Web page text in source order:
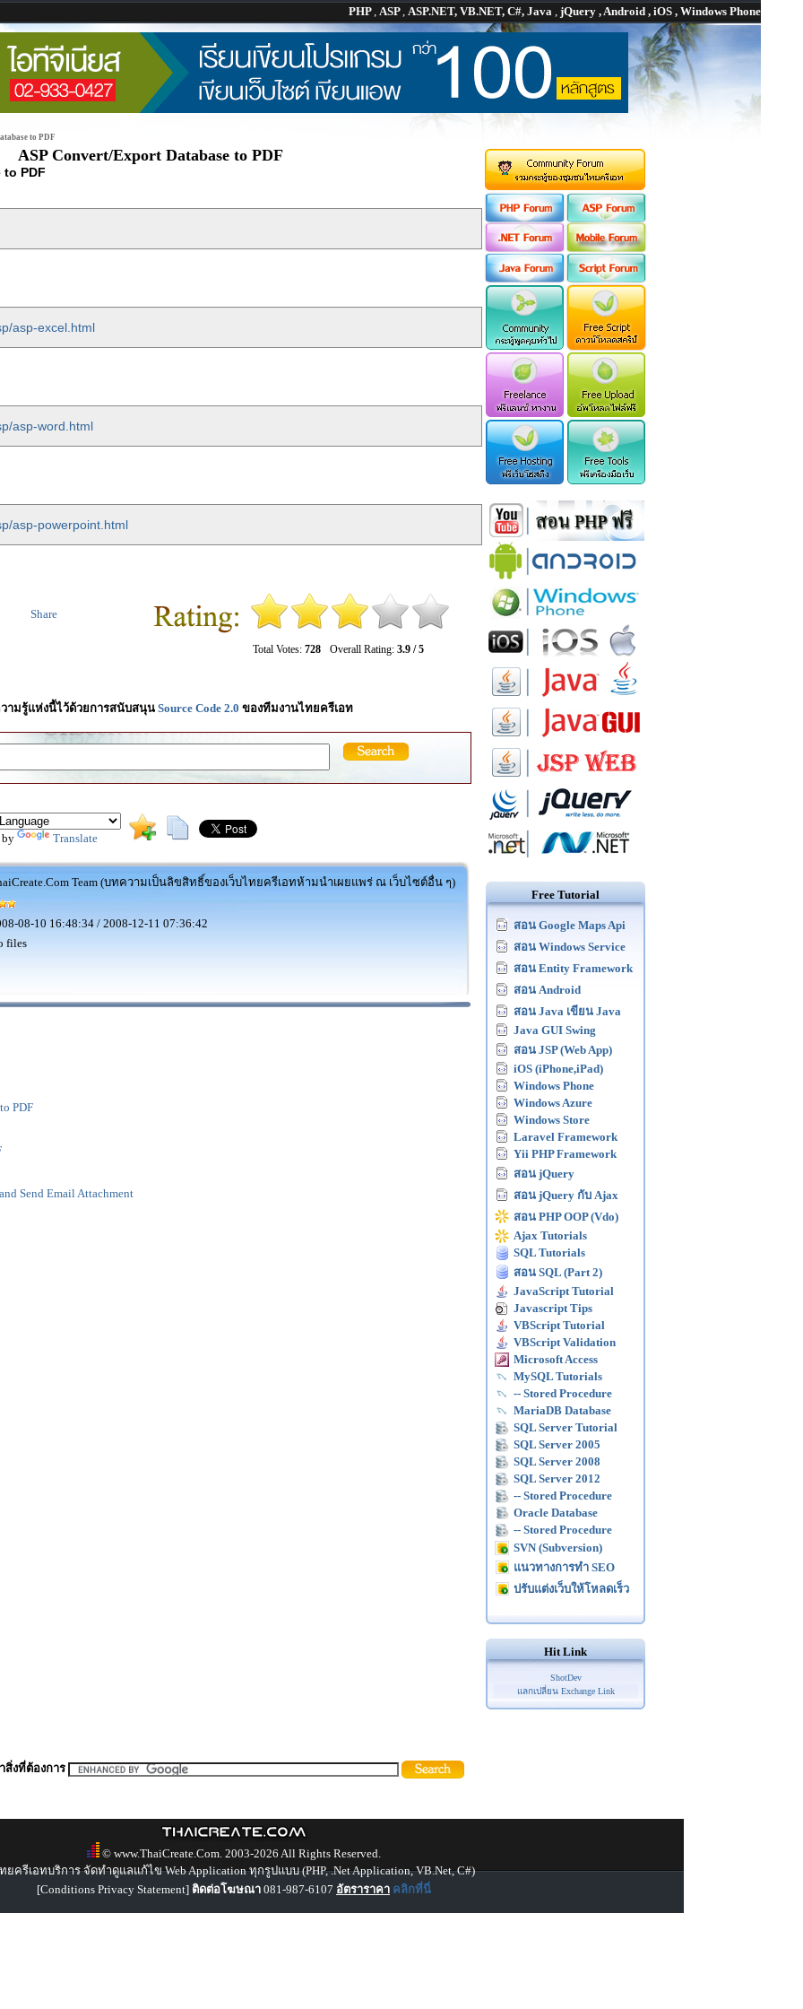
PHP, ASP, ASP.NET, VB.NET, C#, Java , jQuery , Android , iOS , Windows Phone
to PDF
ASP Convert/Export Database to PDF
to PDF
asp-excel.html
asp-word.html
asp-powerpoint.html
Total Votes: 728 Overall Rating: 3.9 / 5
Share
ามรู้แห่งนี้ไว้ด้วยการสนับสนุน Source Code 2.0 ของทีมงานไทยครีเอท
by Translate
Team (บทความเป็นลิขสิทธิ์ของเว็บไทยครีเอทห้ามนำเผยแพร่ ณ เว็บไซต์อื่น ๆ)
08-10 16:48:34 / 2008-12-11 07:36:42
files
PDF
Send Email Attachment
Free Tutorial
สอน Google Maps Api
สอน Windows Service
สอน Entity Framework
สอน Android
สอน Java เขียน Java
Java GUI Swing
สอน JSP (Web App)
iOS (iPhone,iPad)
Windows Phone
Windows Azure
Windows Store
Laravel Framework
Yii PHP Framework
สอน jQuery
สอน jQuery กับ Ajax
สอน PHP OOP (Vdo)
Ajax Tutorials
SQL Tutorials
สอน SQL (Part 2)
JavaScript Tutorial
Javascript Tips
VBScript Tutorial
VBScript Validation
Microsoft Access
MySQL Tutorials
-- Stored Procedure
MariaDB Database
SQL Server Tutorial
SQL Server 2005
SQL Server 2008
SQL Server 2012
-- Stored Procedure
Oracle Database
-- Stored Procedure
SVN (Subversion)
แนวทางการทำ SEO
ปรับแต่งเว็บให้โหลดเร็ว
Hit Link
ShotDev
แลกเปลี่ยน Exchange Link
สิ่งที่ต้องการ
© www.ThaiCreate.Com. 2003-2026 All Rights Reserved.
ยครีเอทบริการ จัดทำดูแลแก้ไข Web Application ทุกรูปแบบ (PHP, .Net Application, VB.Net, C#)
[Conditions Privacy Statement] ติดต่อโฆษณา 081-987-6107 อัตราราคา คลิกที่นี่